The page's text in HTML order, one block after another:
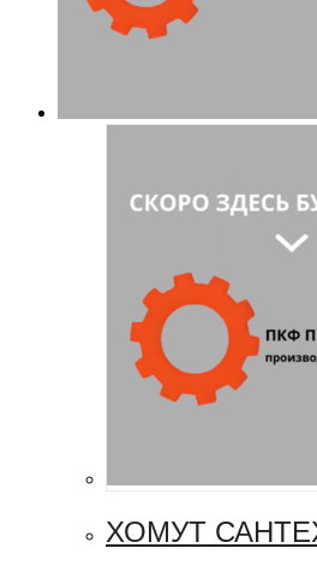
ХОМУТ